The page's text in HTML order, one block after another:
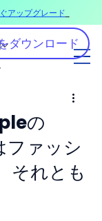
ダウンロード
の
ァッシ
それとも
アップグレード